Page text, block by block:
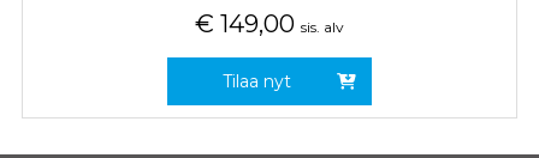
€ 149,00 sis. alv
Tilaa nyt